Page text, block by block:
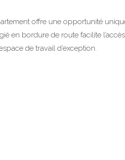
offre une opportunité
en bordure de route facilite
de travail d’exception.